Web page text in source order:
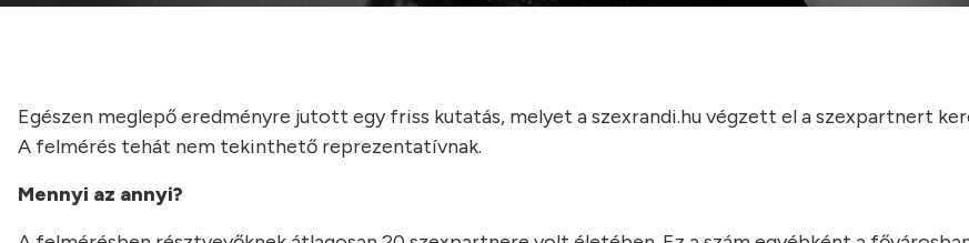
Egészen meglepő eredményre jutott egy friss kutatás, melyet a szexrandi.hu végzett el a szexpartnert
A felmérés tehát nem tekinthető reprezentatívnak.
Mennyi az annyi?